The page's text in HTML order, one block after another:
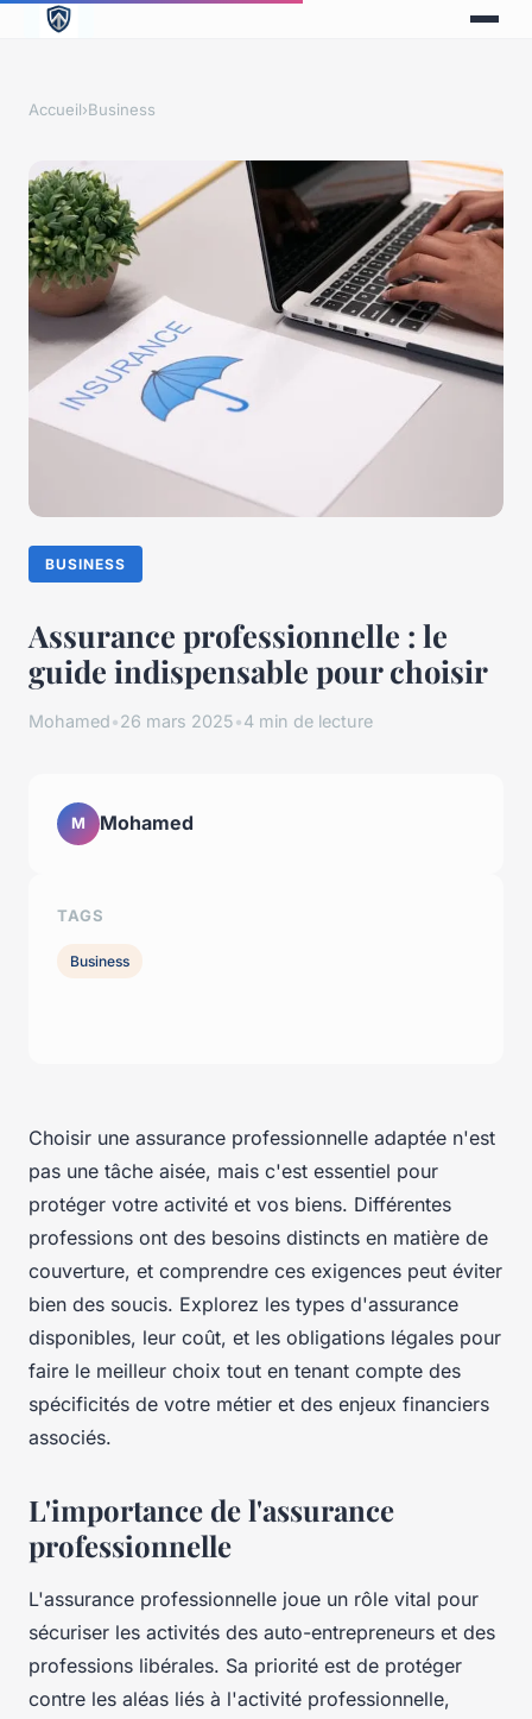
Accueil›Business
BUSINESS
Assurance professionnelle : le
guide indispensable pour choisir
Mohamed•26 mars 2025•4 min de lecture
Choisir une assurance professionnelle adaptée n'est
pas une tâche aisée, mais c'est essentiel pour
protéger votre activité et vos biens. Différentes
professions ont des besoins distincts en matière de
couverture, et comprendre ces exigences peut éviter
bien des soucis. Explorez les types d'assurance
disponibles, leur coût, et les obligations légales pour
faire le meilleur choix tout en tenant compte des
spécificités de votre métier et des enjeux financiers
associés.
L'importance de l'assurance
professionnelle
L'assurance professionnelle joue un rôle vital pour
sécuriser les activités des auto-entrepreneurs et des
professions libérales. Sa priorité est de protéger
contre les aléas liés à l'activité professionnelle,
M Mohamed
TAGS
Business